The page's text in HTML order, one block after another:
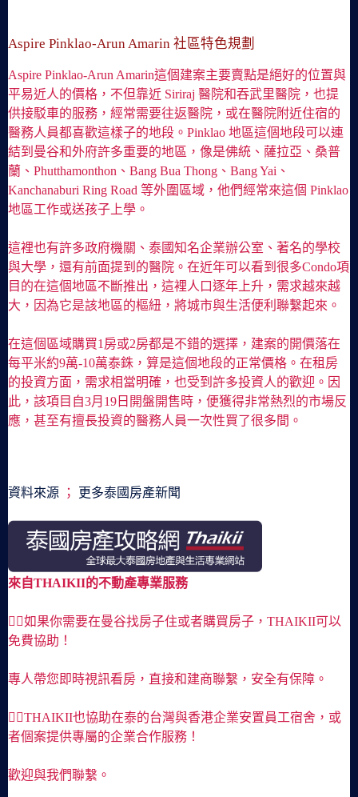
Aspire Pinklao-Arun Amarin 社區特色規劃
Aspire Pinklao-Arun Amarin這個建案主要賣點是絕好的位置與
平易近人的價格，不但靠近 Siriraj 醫院和吞武里醫院，也提
供接駁車的服務，經常需要往返醫院，或在醫院附近住宿的
醫務人員都喜歡這樣子的地段。Pinklao 地區這個地段可以連
結到曼谷和外府許多重要的地區，像是佛統、薩拉亞、桑普
蘭、Phutthamonthon、Bang Bua Thong、Bang Yai、
Kanchanaburi Ring Road 等外圍區域，他們經常來這個 Pinklao
地區工作或送孩子上學。
這裡也有許多政府機關、泰國知名企業辦公室、著名的學校
與大學，還有前面提到的醫院。在近年可以看到很多Condo項
目的在這個地區不斷推出，這裡人口逐年上升，需求越來越
大，因為它是該地區的樞紐，將城市與生活便利聯繫起來。
在這個區域購買1房或2房都是不錯的選擇，建案的開價落在
每平米約9萬-10萬泰銖，算是這個地段的正常價格。在租房
的投資方面，需求相當明確，也受到許多投資人的歡迎。因
此，該項目自3月19日開盤開售時，便獲得非常熱烈的市場反
應，甚至有擅長投資的醫務人員一次性買了很多間。
資料來源 ； 更多泰國房產新聞
來自THAIKII的不動產專業服務
🙋‍♀️如果你需要在曼谷找房子住或者購買房子，THAIKII可以
免費協助！
專人帶您即時視訊看房，直接和建商聯繫，安全有保障。
🙋‍♀️THAIKII也協助在泰的台灣與香港企業安置員工宿舍，或
者個案提供專屬的企業合作服務！
歡迎與我們聯繫。